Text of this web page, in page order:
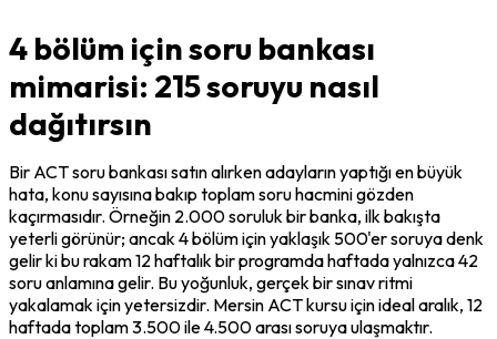
4 bölüm için soru bankası
mimarisi: 215 soruyu nasıl
dağıtırsın
Bir ACT soru bankası satın alırken adayların yaptığı en büyük
hata, konu sayısına bakıp toplam soru hacmini gözden
kaçırmasıdır. Örneğin 2.000 soruluk bir banka, ilk bakışta
yeterli görünür; ancak 4 bölüm için yaklaşık 500'er soruya denk
gelir ki bu rakam 12 haftalık bir programda haftada yalnızca 42
soru anlamına gelir. Bu yoğunluk, gerçek bir sınav ritmi
yakalamak için yetersizdir. Mersin ACT kursu için ideal aralık, 12
haftada toplam 3.500 ile 4.500 arası soruya ulaşmaktır.